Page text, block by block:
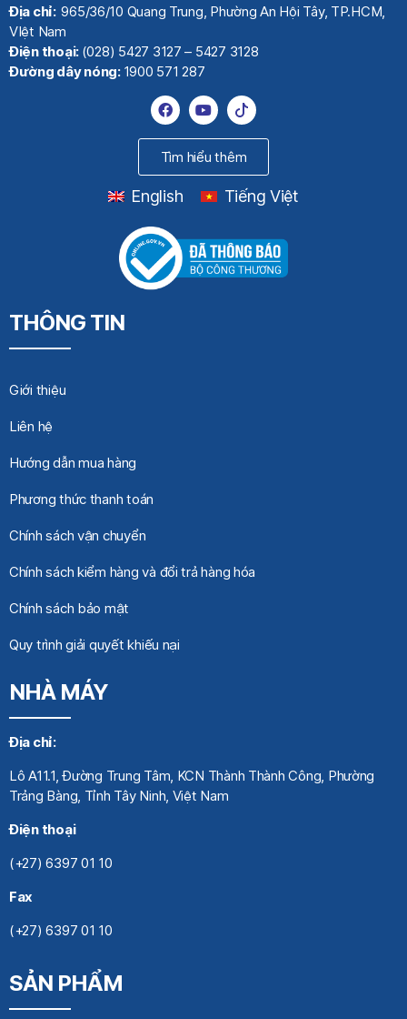
Địa chỉ:965/36/10 Quang Trung, Phường An Hội Tây, TP.HCM,
VIệt Nam
Điện thoại: (028) 5427 3127 – 5427 3128
Đường dây nóng: 1900 571 287
Tìm hiểu thêm
English Tiếng Việt
THÔNG TIN
Giới thiệu
Liên hệ
Hướng dẫn mua hàng
Phương thức thanh toán
Chính sách vận chuyển
Chính sách kiểm hàng và đổi trả hàng hóa
Chính sách bảo mật
Quy trình giải quyết khiếu nại
NHÀ MÁY
Địa chỉ:
Lô A11.1, Đường Trung Tâm, KCN Thành Thành Công, Phường
Trảng Bàng, Tỉnh Tây Ninh, Việt Nam
Điện thoại
(+27) 6397 01 10
Fax
(+27) 6397 01 10
SẢN PHẨM